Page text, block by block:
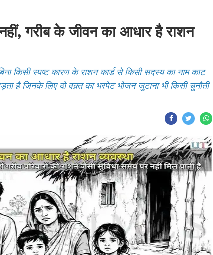
गरीब के जीवन का आधार है राशन
किसी स्पष्ट कारण के राशन कार्ड से किसी सदस्य का नाम काट
है जिनके लिए दो वक़्त का भरपेट भोजन जुटाना भी किसी चुनौती